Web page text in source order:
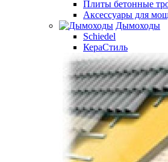
Плиты бетонные
Аксессуары для
Дымоходы
Schiedel
КераСтиль